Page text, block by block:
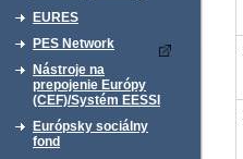
EURES
PES Network
Nástroje na
prepojenie Európy
(CEF)/Systém EESSI
Európsky sociálny
fond